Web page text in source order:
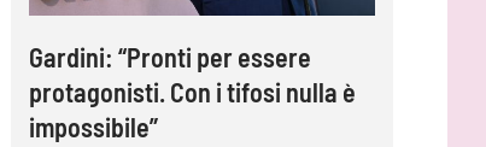
Gardini: “Pronti per essere
protagonisti. Con i tifosi nulla è
impossibile”